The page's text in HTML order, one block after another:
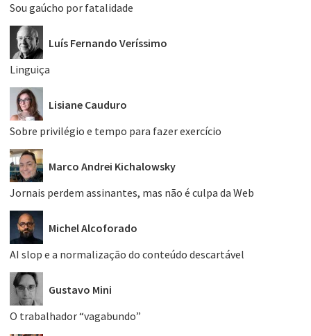
Sou gaúcho por fatalidade
Luís Fernando Veríssimo
Linguiça
Lisiane Cauduro
Sobre privilégio e tempo para fazer exercício
Marco Andrei Kichalowsky
Jornais perdem assinantes, mas não é culpa da Web
Michel Alcoforado
AI slop e a normalização do conteúdo descartável
Gustavo Mini
O trabalhador “vagabundo”